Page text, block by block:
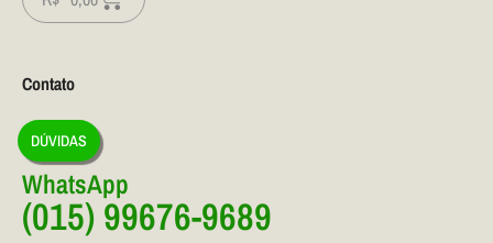
Contato
DÚVIDAS
WhatsApp
(015) 99676-9689